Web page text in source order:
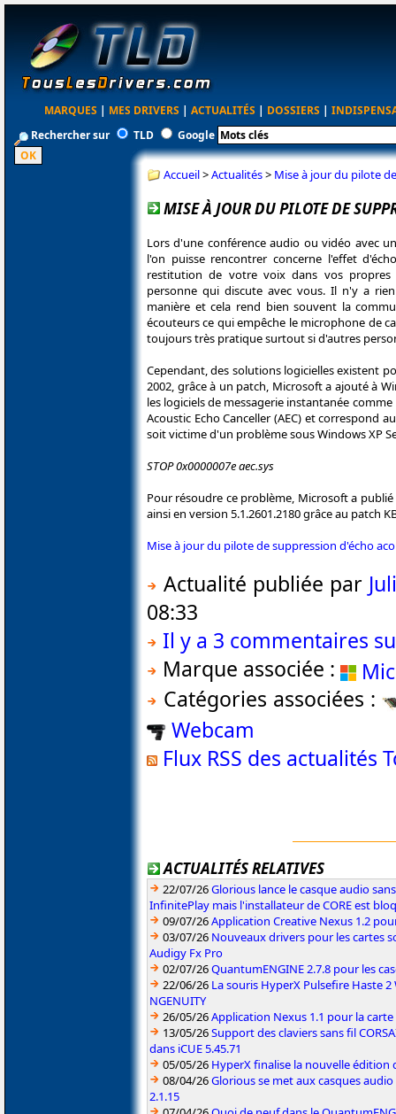
MARQUES | MES DRIVERS | ACTUALITÉS | DOSSIERS |
Rechercher sur
TLD Google
Accueil>Actualités> Mise à jour du pilote
MISE À JOUR DU PILOTE DE
Lors d'une conférence audio ou vidéo avec
l'on puisse rencontrer concerne l'effet
restitution de votre voix dans vos
personne qui discute avec vous. Il n'y a
manière et cela rend bien souvent la
écouteurs ce qui empêche le microphone de
toujours très pratique surtout si d'autres
Cependant, des solutions logicielles existent
2002, grâce à un patch, Microsoft a ajouté à
les logiciels de messagerie instantanée
Acoustic Echo Canceller (AEC) et correspond
soit victime d'un problème sous Windows XP
STOP 0x0000007e aec.sys
Pour résoudre ce problème, Microsoft a
ainsi en version 5.1.2601.2180 grâce au patch
Mise à jour du pilote de suppression d'écho
Actualité publiée par
08:33
Il y a 3 commentaires
Marque associée :
Catégories associées :
Webcam
Flux RSS des actualités
ACTUALITÉS RELATIVES
22/07/26Glorious lance le casque audio
InfinitePlay mais l'installateur de CORE est
09/07/26Application Creative Nexus 1.2
03/07/26 Nouveaux drivers pour les cartes
Audigy Fx Pro
02/07/26QuantumENGINE 2.7.8 pour les
22/06/26 La souris HyperX Pulsefire Haste
NGENUITY
26/05/26Application Nexus 1.1 pour la
13/05/26Support des claviers sans fil
dans iCUE 5.45.71
05/05/26 HyperX finalise la nouvelle édition
08/04/26Glorious se met aux casques audio
2.1.15